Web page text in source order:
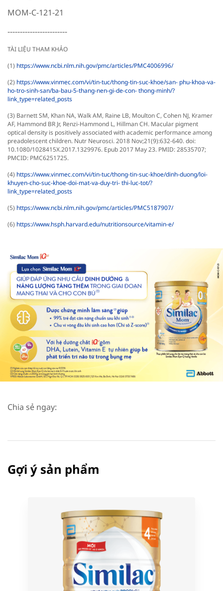
Chia sẻ ngay:
MOM-C-121-21
------------------------
TÀI LIỆU THAM KHẢO
(1) https://www.ncbi.nlm.nih.gov/pmc/articles/PMC4006996/
(2) https://www.vinmec.com/vi/tin-tuc/thong-tin-suc-khoe/san- phu-khoa-va-
ho-tro-sinh-san/ba-bau-5-thang-nen-gi-de-con- thong-minh/?
link_type=related_posts
(3) Barnett SM, Khan NA, Walk AM, Raine LB, Moulton C, Cohen NJ, Kramer
AF, Hammond BR Jr, Renzi-Hammond L, Hillman CH. Macular pigment
optical density is positively associated with academic performance among
preadolescent children. Nutr Neurosci. 2018 Nov;21(9):632-640. doi:
10.1080/1028415X.2017.1329976. Epub 2017 May 23. PMID: 28535707;
PMCID: PMC6251725.
(4) https://www.vinmec.com/vi/tin-tuc/thong-tin-suc-khoe/dinh-duong/loi-
khuyen-cho-suc-khoe-doi-mat-va-duy-tri- thi-luc-tot/?
link_type=related_posts
(5) https://www.ncbi.nlm.nih.gov/pmc/articles/PMC5187907/
(6) https://www.hsph.harvard.edu/nutritionsource/vitamin-e/
Gợi ý sản phẩm